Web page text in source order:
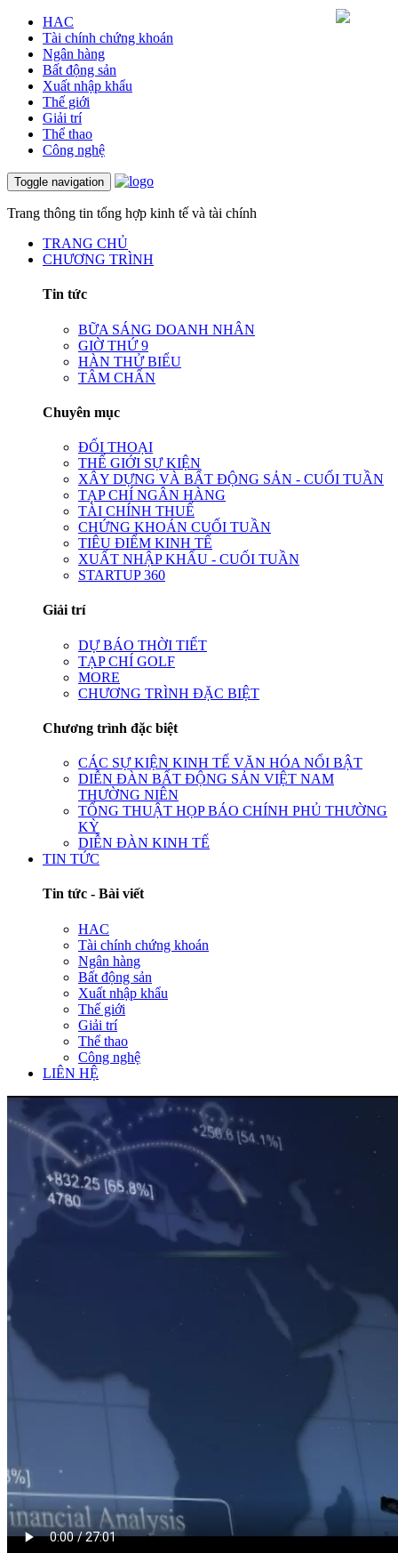
HAC
Tài chính chứng khoán
Ngân hàng
Bất động sản
Xuất nhập khẩu
Thế giới
Giải trí
Thể thao
Công nghệ
Toggle navigation
Trang thông tin tổng hợp kinh tế và tài chính
TRANG CHỦ
CHƯƠNG TRÌNH
Tin tức
BỮA SÁNG DOANH NHÂN
GIỜ THỨ 9
HÀN THỬ BIỂU
TÂM CHẤN
Chuyên mục
ĐỐI THOẠI
THẾ GIỚI SỰ KIỆN
XÂY DỰNG VÀ BẤT ĐỘNG SẢN - CUỐI TUẦN
TẠP CHÍ NGÂN HÀNG
TÀI CHÍNH THUẾ
CHỨNG KHOÁN CUỐI TUẦN
TIÊU ĐIỂM KINH TẾ
XUẤT NHẬP KHẨU - CUỐI TUẦN
STARTUP 360
Giải trí
DỰ BÁO THỜI TIẾT
TẠP CHÍ GOLF
MORE
CHƯƠNG TRÌNH ĐẶC BIỆT
Chương trình đặc biệt
CÁC SỰ KIỆN KINH TẾ VĂN HÓA NỔI BẬT
DIỄN ĐÀN BẤT ĐỘNG SẢN VIỆT NAM
THƯỜNG NIÊN
TỔNG THUẬT HỌP BÁO CHÍNH PHỦ THƯỜNG
KỲ
DIỄN ĐÀN KINH TẾ
TIN TỨC
Tin tức - Bài viết
HAC
Tài chính chứng khoán
Ngân hàng
Bất động sản
Xuất nhập khẩu
Thế giới
Giải trí
Thể thao
Công nghệ
LIÊN HỆ